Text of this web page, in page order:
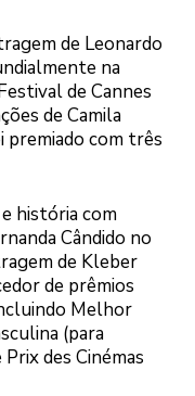
de Leonardo
na
de Cannes
de Camila
premiado com três
e história com
Cândido no
de Kleber
de prêmios
Melhor
(para
des Cinémas